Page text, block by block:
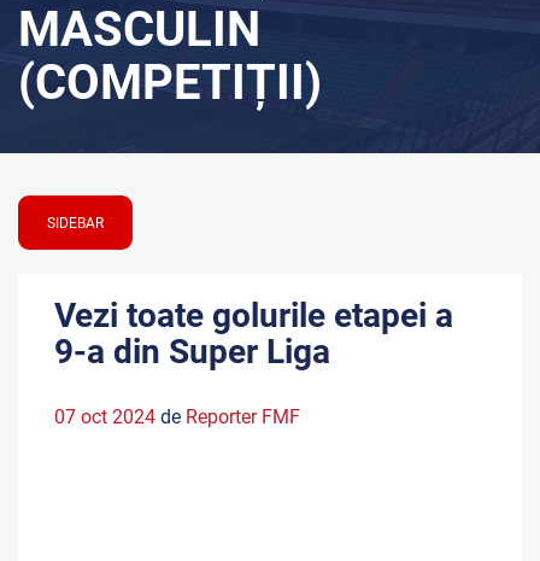
MASCULIN
(COMPETIȚII)
SIDEBAR
Vezi toate golurile etapei a
9-a din Super Liga
07 oct 2024 de Reporter FMF